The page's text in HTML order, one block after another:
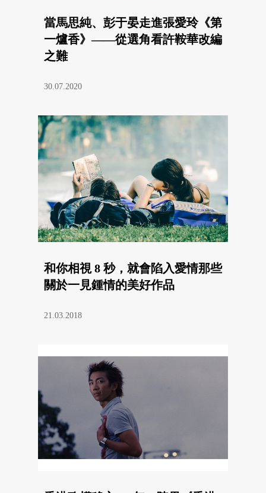
當馬思純、彭于晏走進張愛玲《第
一爐香》——從選角看許鞍華改編
之難
30.07.2020
和你相視 8 秒，就會陷入愛情那些
關於一見鍾情的美好作品
21.03.2018